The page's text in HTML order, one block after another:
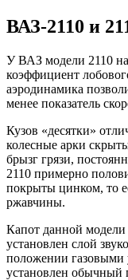
ВАЗ-2110 и
У ВАЗ модели 2110
коэффициент
аэродинамика
менее показатель
Кузов «десятки»
колесные арки
брызг грязи,
2110 примерно
покрыты цинком, то
ржавчины.
Капот данной
установлен слой
положении газовыми
установлен обычный